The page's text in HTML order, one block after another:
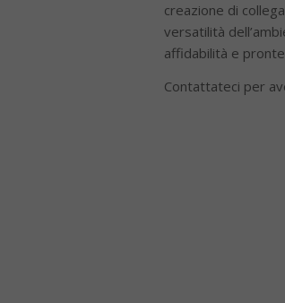
creazione di
versatilità
affidabilità e
Contattateci per